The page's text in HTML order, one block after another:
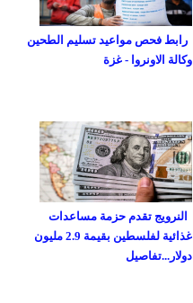
رابط فحص مواعيد تسليم الطحين
وكالة الاونروا - غزة
النرويج تقدم حزمة مساعدات
غذائية لفلسطين بقيمة 2.9 مليون
دولار...تفاصيل